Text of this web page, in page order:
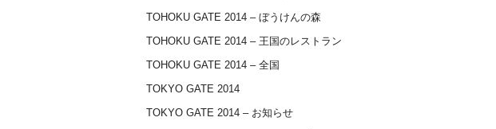
TOHOKU GATE 2014 – ぼうけんの森
TOHOKU GATE 2014 – 王国のレストラン
TOHOKU GATE 2014 – 全国
TOKYO GATE 2014
TOKYO GATE 2014 – お知らせ